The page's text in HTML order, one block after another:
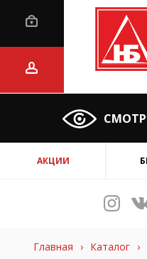
АКЦИИ
Главная › Каталог ›